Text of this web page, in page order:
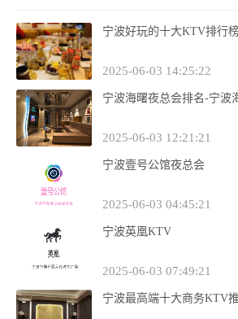
宁波好玩的十大KTV排行
2025-06-03 14:25:22
宁波海曙夜总会排名-宁波
2025-06-03 12:21:21
宁波壹号公馆夜总会
2025-06-03 04:45:21
宁波英凰KTV
2025-06-03 07:49:21
宁波最高端十大商务KTV